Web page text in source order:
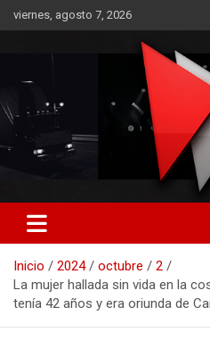
Saltar
al
viernes, agosto 7, 2026
RO
Inicio 2024 octubre
2
La mujer hallada sin vida en la
tenía 42 años y era oriunda de